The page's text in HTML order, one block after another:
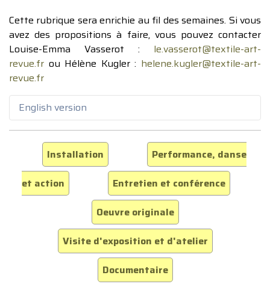
Cette rubrique sera enrichie au fil des semaines. Si vous
avez des propositions à faire, vous pouvez contacter
Louise-Emma Vasserot : le.vasserot@textile-art-
revue.fr ou Hélène Kugler : helene.kugler@textile-art-
revue.fr
English version
Installation
Performance, danse
et action
Entretien et conférence
Oeuvre originale
Visite d'exposition et d'atelier
Documentaire